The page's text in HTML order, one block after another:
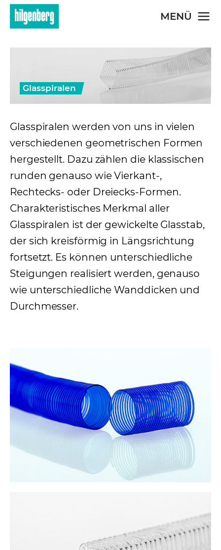
Skip to main content MENÜ
Glasspiralen
Glasspiralen werden von uns in vielen
verschiedenen geometrischen Formen
hergestellt. Dazu zählen die klassischen
runden genauso wie Vierkant-,
Rechtecks- oder Dreiecks-Formen.
Charakteristisches Merkmal aller
Glasspiralen ist der gewickelte Glasstab,
der sich kreisförmig in Längsrichtung
fortsetzt. Es können unterschiedliche
Steigungen realisiert werden, genauso
wie unterschiedliche Wanddicken und
Durchmesser.